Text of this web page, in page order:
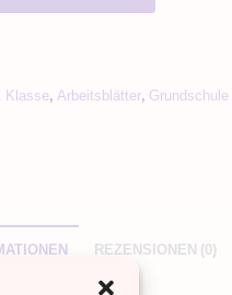
Klasse, Arbeitsblätter, Grundschule
REZENSIONEN (0)